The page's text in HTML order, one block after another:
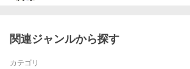
関連ジャンルから探す
カテゴリ